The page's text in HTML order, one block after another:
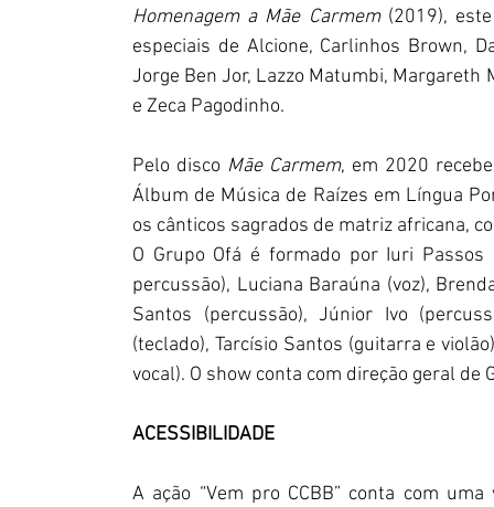
Homenagem a Mãe Carmem (2019),
especiais de Alcione, Carlinhos Brown,
Jorge Ben Jor, Lazzo Matumbi,
e Zeca Pagodinho.
Pelo disco Mãe Carmem, em 2020
Álbum de Música de Raízes em Língua
os cânticos sagrados de matriz africana,
O Grupo Ofá é formado por Iuri Passos
percussão), Luciana Baraúna (voz),
Santos (percussão), Júnior Ivo
(teclado), Tarcísio Santos (guitarra e
vocal). O show conta com direção geral
ACESSIBILIDADE
A ação “Vem pro CCBB” conta com